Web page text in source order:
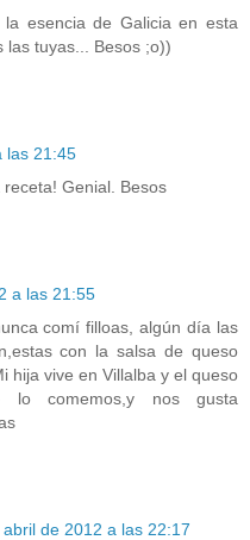
esencia de Galicia en esta
las tuyas... Besos ;o))
las 21:45
Genial. Besos
a las 21:55
comí filloas, algún día las
con la salsa de queso
hija vive en Villalba y el queso
comemos,y nos gusta
de 2012 a las 22:17